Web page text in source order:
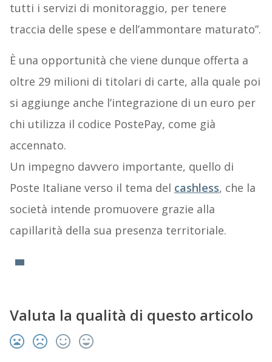
tutti i servizi di monitoraggio, per tenere
traccia delle spese e dell’ammontare maturato”.
È una opportunità che viene dunque offerta a
oltre 29 milioni di titolari di carte, alla quale poi
si aggiunge anche l’integrazione di un euro per
chi utilizza il codice PostePay, come già
accennato.
Un impegno davvero importante, quello di
Poste Italiane verso il tema del cashless, che la
società intende promuovere grazie alla
capillarità della sua presenza territoriale.
Valuta la qualità di questo articolo